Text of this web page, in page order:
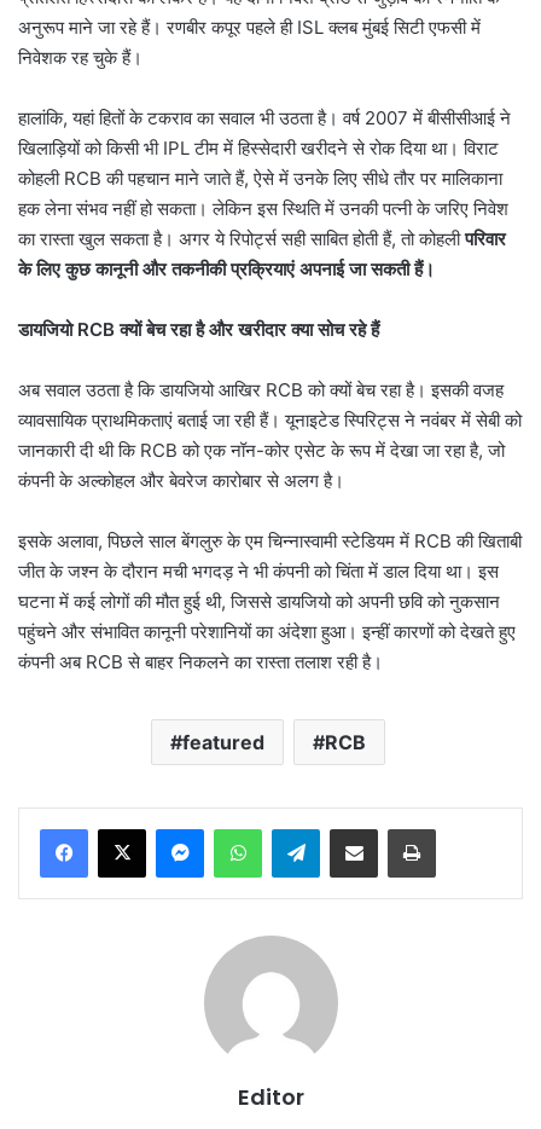
अनुरूप माने जा रहे हैं। रणबीर कपूर पहले ही ISL क्लब मुंबई सिटी एफसी में
निवेशक रह चुके हैं।
हालांकि, यहां हितों के टकराव का सवाल भी उठता है। वर्ष 2007 में बीसीसीआई ने
खिलाड़ियों को किसी भी IPL टीम में हिस्सेदारी खरीदने से रोक दिया था। विराट
कोहली RCB की पहचान माने जाते हैं, ऐसे में उनके लिए सीधे तौर पर मालिकाना
हक लेना संभव नहीं हो सकता। लेकिन इस स्थिति में उनकी पत्नी के जरिए निवेश
का रास्ता खुल सकता है। अगर ये रिपोर्ट्स सही साबित होती हैं, तो कोहलीपरिवार
के लिए कुछ कानूनी और तकनीकी प्रक्रियाएं अपनाई जा सकती हैं।
डायजियो RCB क्यों बेच रहा है और खरीदार क्या सोच रहे हैं
अब सवाल उठता है कि डायजियो आखिर RCB को क्यों बेच रहा है। इसकी वजह
व्यावसायिक प्राथमिकताएं बताई जा रही हैं। यूनाइटेड स्पिरिट्स ने नवंबर में सेबी को
जानकारी दी थी कि RCB को एक नॉन-कोर एसेट के रूप में देखा जा रहा है, जो
कंपनी के अल्कोहल और बेवरेज कारोबार से अलग है।
इसके अलावा, पिछले साल बेंगलुरु के एम चिन्नास्वामी स्टेडियम में RCB की खिताबी
जीत के जश्न के दौरान मची भगदड़ ने भी कंपनी को चिंता में डाल दिया था। इस
घटना में कई लोगों की मौत हुई थी, जिससे डायजियो को अपनी छवि को नुकसान
पहुंचने और संभावित कानूनी परेशानियों का अंदेशा हुआ। इन्हीं कारणों को देखते हुए
कंपनी अब RCB से बाहर निकलने का रास्ता तलाश रही है।
featured RCB
MessengerWhatsAppTelegramShare via Email Print
Editor